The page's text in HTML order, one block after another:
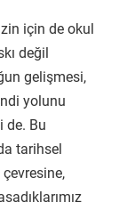
için de okul
değil
gelişmesi,
yolunu
de. Bu
tarihsel